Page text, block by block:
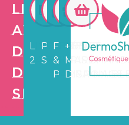
Les
avantages
de
Dermo
Shop
LIVRAISON
24/72H
PAIEMENT
SÉCURISÉ
FIDÉLITÉ
&
PARRAINAGE
+3.500